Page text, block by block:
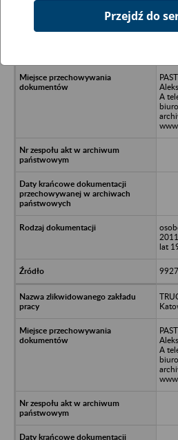
A
lat
A
Przejdź do